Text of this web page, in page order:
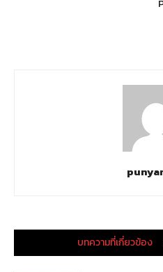
บทความที่เกี่ยวข้อง